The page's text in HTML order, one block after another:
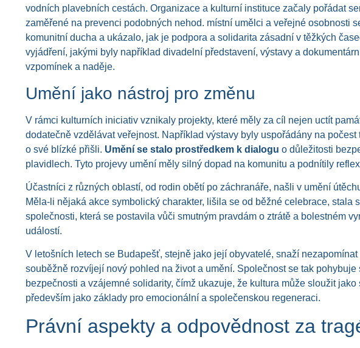
vodních plavebních cestách. Organizace a kulturní instituce začaly pořádat
zaměřené na prevenci podobných nehod. místní umělci a veřejné osobnosti
komunitní ducha a ukázalo, jak je podpora a solidarita zásadní v těžkých
vyjádření, jakými byly například divadelní představení, výstavy a
vzpomínek a naděje.
Umění jako nástroj pro změnu
V rámci kulturních iniciativ vznikaly projekty, které měly za cíl nejen uctít
dodatečně vzdělávat veřejnost. Například výstavy byly uspořádány na
o své blízké přišli. Umění se stalo prostředkem k dialogu o důležitosti
plavidlech. Tyto projevy umění měly silný dopad na komunitu a podnítily
Účastníci z různých oblastí, od rodin obětí po záchranáře, našli v umění
Měla-li nějaká akce symbolický charakter, lišila se od běžné celebrace, stala
společnosti, která se postavila vůči smutným pravdám o ztrátě a bolestném
událostí.
V letošních letech se Budapešť, stejně jako její obyvatelé, snaží
souběžně rozvíjejí nový pohled na život a umění. Společnost se tak
bezpečnosti a vzájemné solidarity, čímž ukazuje, že kultura může sloužit
především jako základy pro emocionální a společenskou regeneraci.
Právní aspekty a odpovědnost za